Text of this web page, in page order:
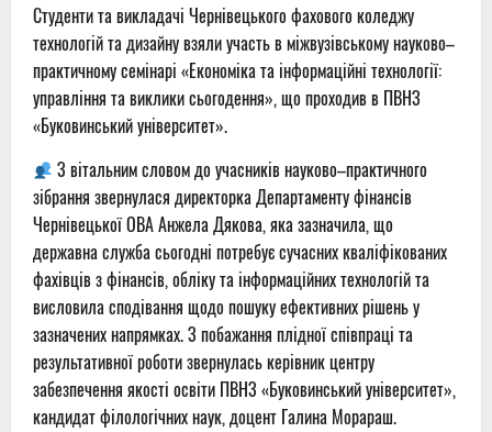
Студенти та викладачі Чернівецького фахового коледжу
технологій та дизайну взяли участь в міжвузівському науково–
практичному семінарі «Економіка та інформаційні технології:
управління та виклики сьогодення», що проходив в ПВНЗ
«Буковинський університет».
З вітальним словом до учасників науково–практичного
зібрання звернулася директорка Департаменту фінансів
Чернівецької ОВА Анжела Дякова, яка зазначила, що
державна служба сьогодні потребує сучасних кваліфікованих
фахівців з фінансів, обліку та інформаційних технологій та
висловила сподівання щодо пошуку ефективних рішень у
зазначених напрямках. З побажання плідної співпраці та
результативної роботи звернулась керівник центру
забезпечення якості освіти ПВНЗ «Буковинський університет»,
кандидат філологічних наук, доцент Галина Морараш.